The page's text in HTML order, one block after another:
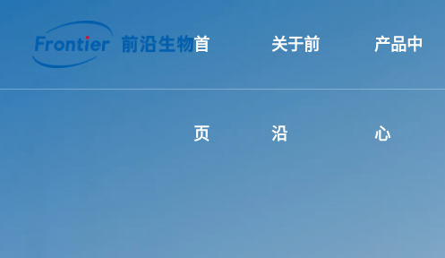
首
页
关于前
沿
产品中
心